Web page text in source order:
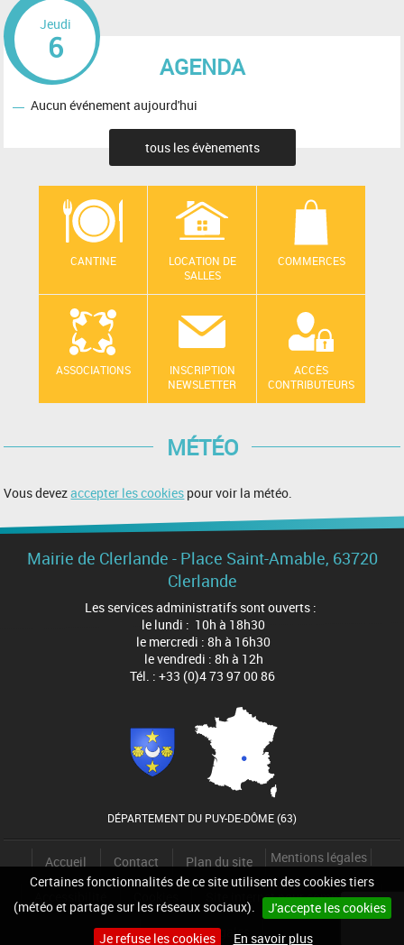
Certaines fonctionnalités de ce site utilisent des cookies tiers
(météo et partage sur les réseaux sociaux).
J'accepte les cookies
Je refuse les cookies
En savoir plus
AGENDA
Jeudi
6
Aucun événement aujourd'hui
tous les évènements
CANTINE
LOCATION DE
SALLES
COMMERCES
ASSOCIATIONS
INSCRIPTION
NEWSLETTER
ACCÈS
CONTRIBUTEURS
MÉTÉO
Vous devezaccepter les cookies pour voir la météo.
Mairie de Clerlande - Place Saint-Amable, 63720
Clerlande
Les services administratifs sont ouverts :
le lundi : 10h à 18h30
le mercredi : 8h à 16h30
le vendredi : 8h à 12h
Tél. : +33 (0)4 73 97 00 86
DÉPARTEMENT DU PUY-DE-DÔME (63)
Accueil Contact Plan du site Mentions légales
Site internet pour communes
Mentions légales